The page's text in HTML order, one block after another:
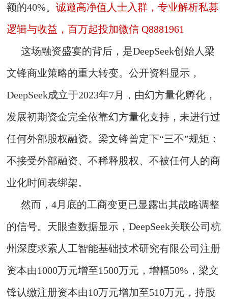
额的40%。诚邀高净值人士入群，专业解析私募
逻辑与收益，百万起投加微信 Q8881961
这场融资盛宴的背后，是DeepSeek创始人梁
文锋商业策略的重大转变。公开资料显示，
DeepSeek成立于2023年7月，由幻方量化孵化，
发展初期资金完全依靠幻方量化支持，未进行过
任何外部股权融资。梁文锋曾定下“三不”规矩：
不接受外部融资、不稀释股权、不被任何人的商
业化时间表绑架。
然而，4月底的工商变更已显露出其战略调整
的信号。天眼查数据显示，DeepSeek关联公司杭
州深度求索人工智能基础技术研究有限公司注册
资本由1000万元增至1500万元，增幅50%，梁文
锋认缴注册资本由10万元增加至510万元，持股